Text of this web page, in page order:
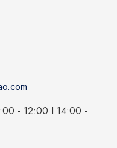
- 12:00 I 14:00 -